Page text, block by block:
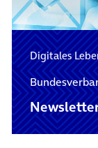
Digitales